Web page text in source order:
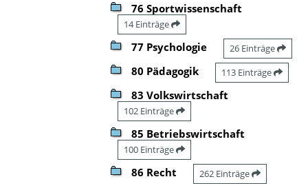
76 Sportwissenschaft
14 Einträge
77 Psychologie 26 Einträge
80 Pädagogik 113 Einträge
83 Volkswirtschaft
102 Einträge
85 Betriebswirtschaft
100 Einträge
86 Recht 262 Einträge